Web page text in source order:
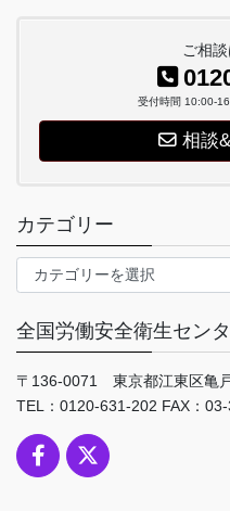
ご相
受付時間 10:00-
相談
カテゴリー
テ
リ
ー
全国労働安全衛生セン
〒136-0071 東京都江東区亀
TEL：0120-631-202 FAX：